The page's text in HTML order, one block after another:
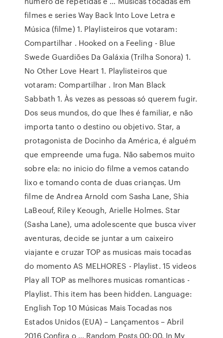
filmes e series Way Back Into Love Letra e
Música (filme) 1. Playlisteiros que votaram:
Compartilhar . Hooked on a Feeling - Blue
Swede Guardiões Da Galáxia (Trilha Sonora) 1.
No Other Love Heart 1. Playlisteiros que
votaram: Compartilhar . Iron Man Black
Sabbath 1. Às vezes as pessoas só querem fugir.
Dos seus mundos, do que lhes é familiar, e não
importa tanto o destino ou objetivo. Star, a
protagonista de Docinho da América, é alguém
que empreende uma fuga. Não sabemos muito
sobre ela: no inicio do filme a vemos catando
lixo e tomando conta de duas crianças. Um
filme de Andrea Arnold com Sasha Lane, Shia
LaBeouf, Riley Keough, Arielle Holmes. Star
(Sasha Lane), uma adolescente que busca viver
aventuras, decide se juntar a um caixeiro
viajante e cruzar TOP as musicas mais tocadas
do momento AS MELHORES - Playlist. 15 videos
Play all TOP as melhores musicas romanticas -
Playlist. This item has been hidden. Language:
English Top 10 Músicas Mais Tocadas nos
Estados Unidos (EUA) – Lançamentos – Abril
2016 Confira o … Random Posts 00:00. In My